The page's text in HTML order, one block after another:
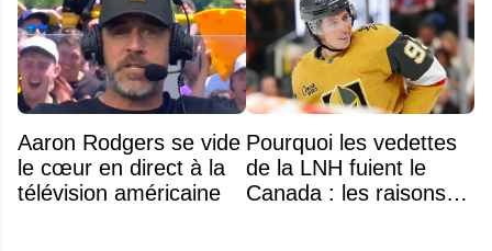
Aaron Rodgers se vide
le cœur en direct à la
télévision américaine
Pourquoi les vedettes
de la LNH fuient le
Canada : les raisons